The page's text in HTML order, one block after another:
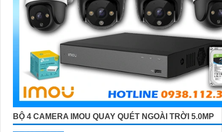
BỘ 4 CAMERA IMOU QUAY QUÉT NGOÀI TRỜI 5.0MP